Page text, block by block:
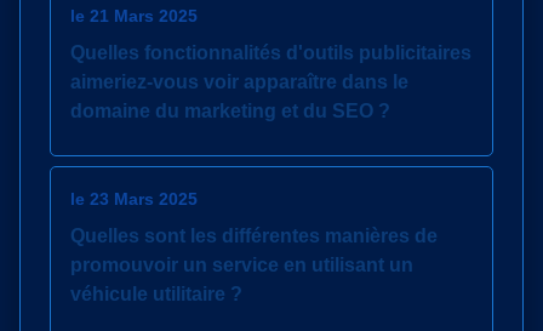
le 21 Mars 2025
Quelles fonctionnalités d'outils publicitaires
aimeriez-vous voir apparaître dans le
domaine du marketing et du SEO ?
le 23 Mars 2025
Quelles sont les différentes manières de
promouvoir un service en utilisant un
véhicule utilitaire ?